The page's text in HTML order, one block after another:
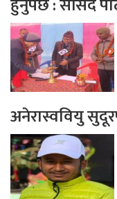
अनेरास्ववियु